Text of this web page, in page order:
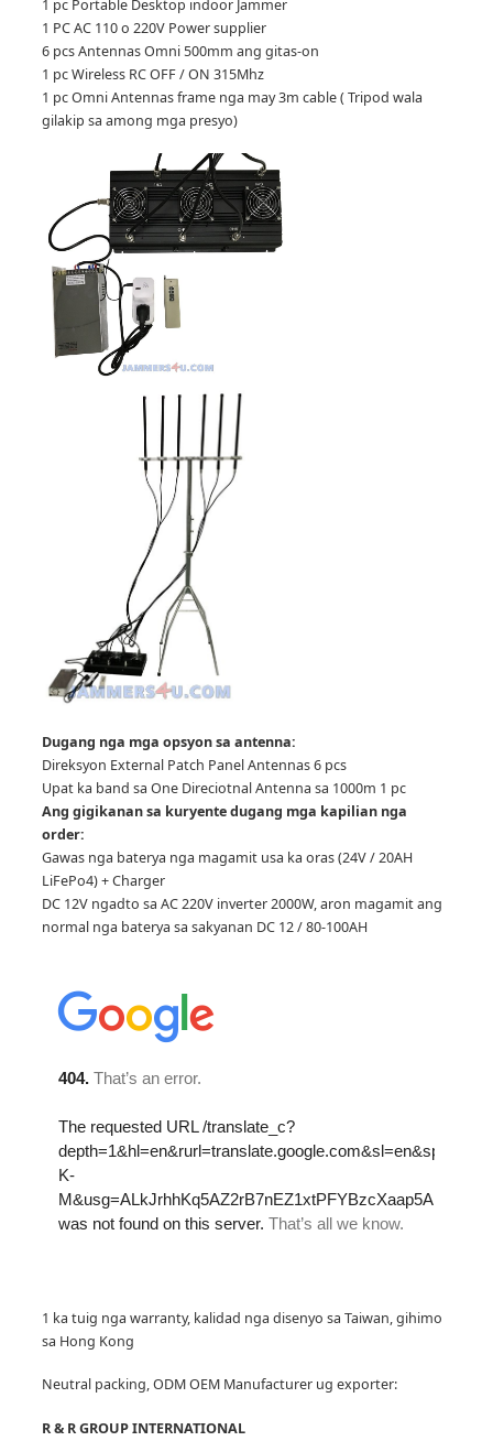
1 pc Portable Desktop indoor Jammer
1 PC AC 110 o 220V Power supplier
6 pcs Antennas Omni 500mm ang gitas-on
1 pc Wireless RC OFF / ON 315Mhz
1 pc Omni Antennas frame nga may 3m cable ( Tripod wala
gilakip sa among mga presyo)
Dugang nga mga opsyon sa antenna:
Direksyon External Patch Panel Antennas 6 pcs
Upat ka band sa One Direciotnal Antenna sa 1000m 1 pc
Ang gigikanan sa kuryente dugang mga kapilian nga
order:
Gawas nga baterya nga magamit usa ka oras (24V / 20AH
LiFePo4) + Charger
DC 12V ngadto sa AC 220V inverter 2000W, aron magamit ang
normal nga baterya sa sakyanan DC 12 / 80-100AH
1 ka tuig nga warranty, kalidad nga disenyo sa Taiwan, gihimo
sa Hong Kong
Neutral packing, ODM OEM Manufacturer ug exporter:
R & R GROUP INTERNATIONAL